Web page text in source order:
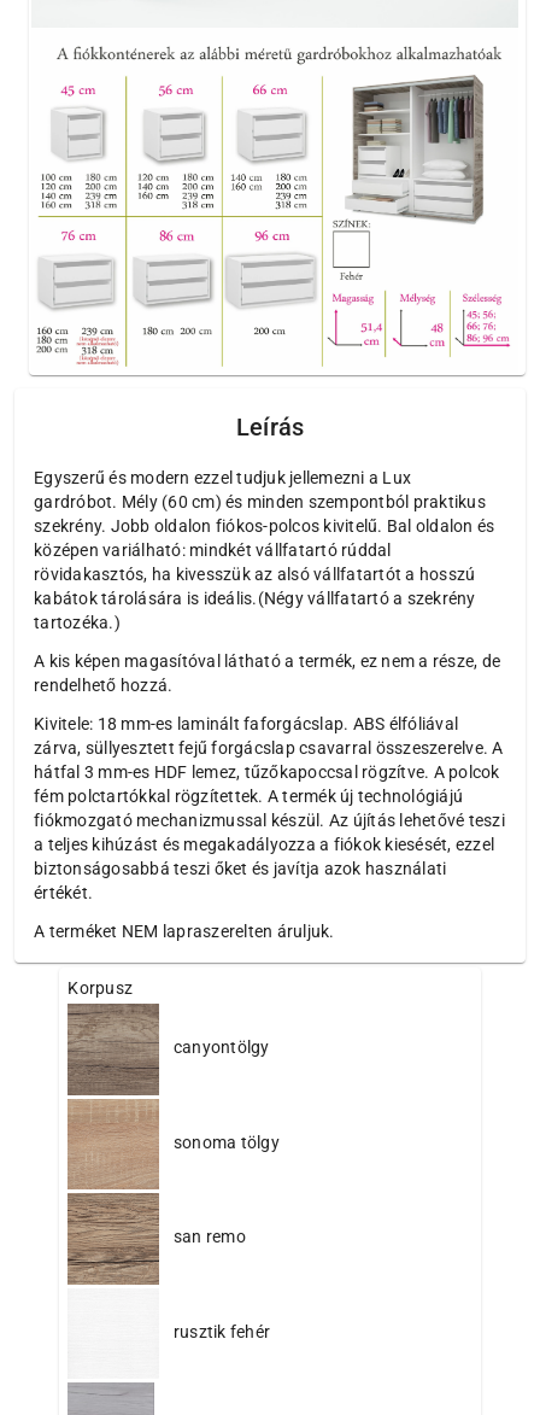
Leírás
Egyszerű és modern ezzel tudjuk jellemezni a Lux
gardróbot. Mély (60 cm) és minden szempontból praktikus
szekrény. Jobb oldalon fiókos-polcos kivitelű. Bal oldalon és
középen variálható: mindkét vállfatartó rúddal
rövidakasztós, ha kivesszük az alsó vállfatartót a hosszú
kabátok tárolására is ideális.(Négy vállfatartó a szekrény
tartozéka.)
A kis képen magasítóval látható a termék, ez nem a része, de
rendelhető hozzá.
Kivitele: 18 mm-es laminált faforgácslap. ABS élfóliával
zárva, süllyesztett fejű forgácslap csavarral összeszerelve. A
hátfal 3 mm-es HDF lemez, tűzőkapoccsal rögzítve. A polcok
fém polctartókkal rögzítettek. A termék új technológiájú
fiókmozgató mechanizmussal készül. Az újítás lehetővé teszi
a teljes kihúzást és megakadályozza a fiókok kiesését, ezzel
biztonságosabbá teszi őket és javítja azok használati
értékét.
A terméket NEM lapraszerelten áruljuk.
Korpusz
canyontölgy
sonoma tölgy
san remo
rusztik fehér